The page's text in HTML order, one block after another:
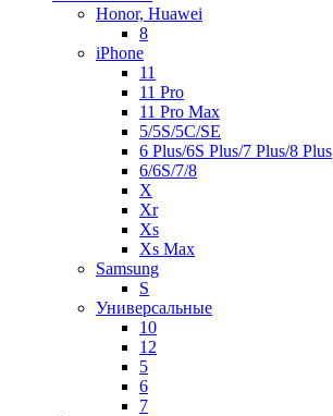
Honor, Huawei
8
iPhone
11
11 Pro
11 Pro Max
5/5S/5C/SE
6 Plus/6S Plus/7 Plus/8 Plus
6/6S/7/8
X
Xr
Xs
Xs Max
Samsung
S
Универсальные
10
12
5
6
7